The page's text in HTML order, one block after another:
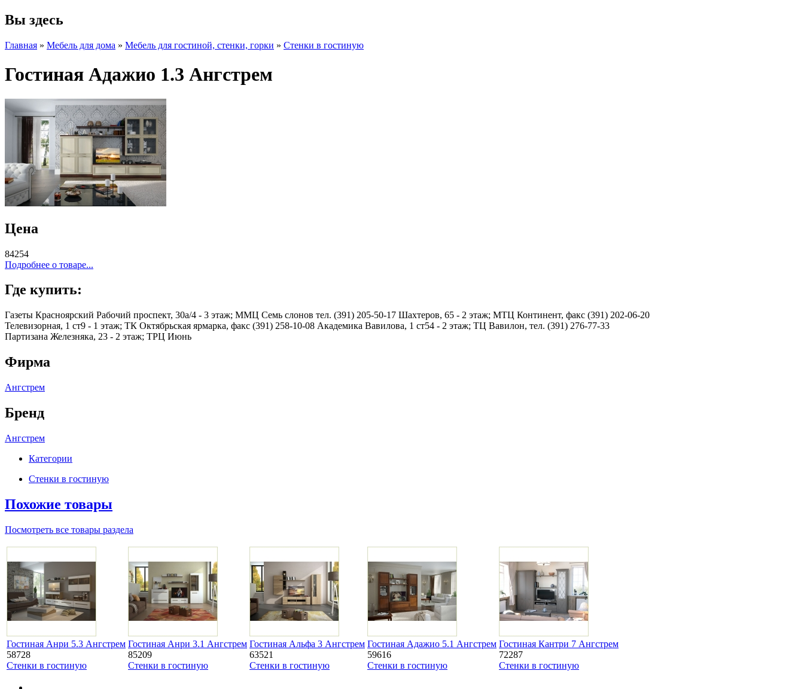
Вы здесь
Главная » Мебель для дома » Мебель для гостиной, стенки, горки » Стенки в гостиную
Гостиная Адажио 1.3 Ангстрем
Цена
84254
Подробнее о товаре...
Где купить:
Газеты Красноярский Рабочий проспект, 30а/4 - 3 этаж; ММЦ Семь слонов тел. (391) 205-50-17 Шахтеров, 65 - 2 этаж; МТЦ Континент, факс (391) 202-06-20
Телевизорная, 1 ст9 - 1 этаж; ТК Октябрьская ярмарка, факс (391) 258-10-08 Академика Вавилова, 1 ст54 - 2 этаж; ТЦ Вавилон, тел. (391) 276-77-33
Партизана Железняка, 23 - 2 этаж; ТРЦ Июнь
Фирма
Ангстрем
Бренд
Ангстрем
Категории
Стенки в гостиную
Похожие товары
Посмотреть все товары раздела
Гостиная Анри 5.3 Ангстрем
58728
Стенки в гостиную
Гостиная Анри 3.1 Ангстрем
85209
Стенки в гостиную
Гостиная Альфа 3 Ангстрем
63521
Стенки в гостиную
Гостиная Адажио 5.1 Ангстрем
59616
Стенки в гостиную
Гостиная Кантри 7 Ангстрем
72287
Стенки в гостиную